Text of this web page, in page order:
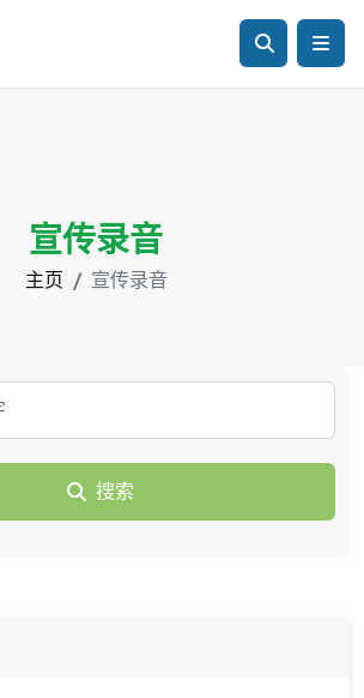
宣传录音
主页 宣传录音
搜索